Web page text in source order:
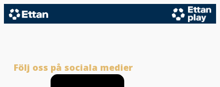
Följ oss på sociala medier